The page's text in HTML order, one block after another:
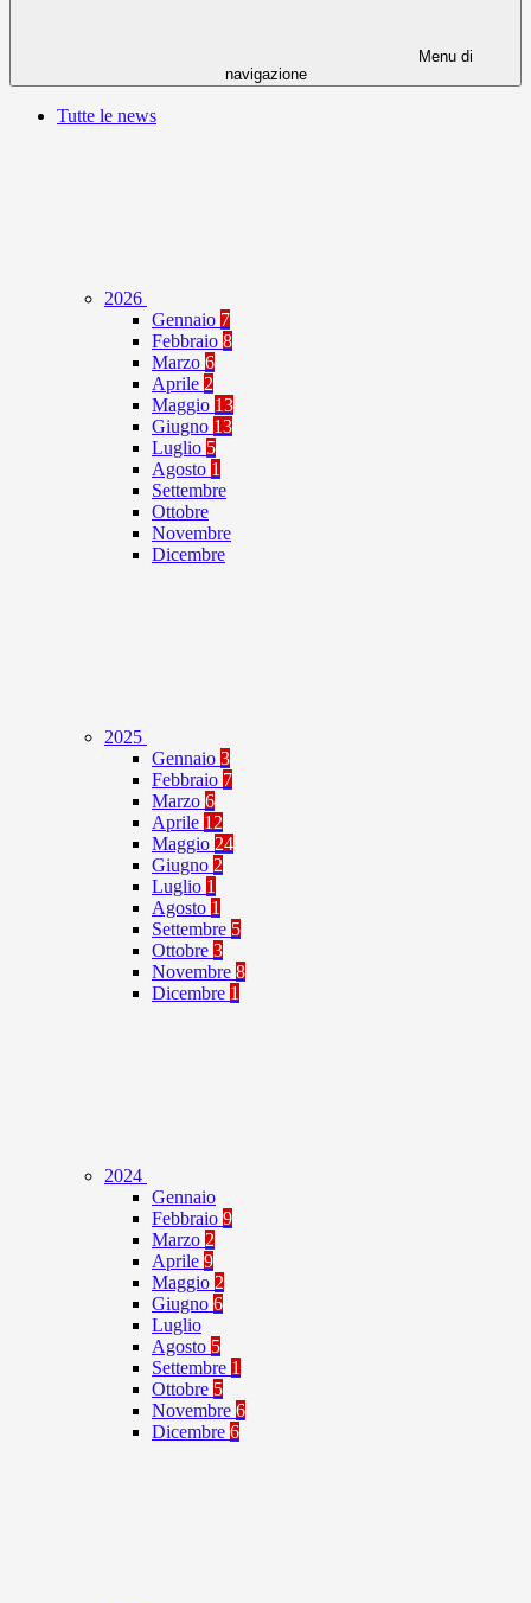
Menu di
navigazione
Tutte le news
2026
Gennaio 7
Febbraio 8
Marzo 6
Aprile 2
Maggio 13
Giugno 13
Luglio 5
Agosto 1
Settembre
Ottobre
Novembre
Dicembre
2025
Gennaio 3
Febbraio 7
Marzo 6
Aprile 12
Maggio 24
Giugno 2
Luglio 1
Agosto 1
Settembre 5
Ottobre 3
Novembre 8
Dicembre 1
2024
Gennaio
Febbraio 9
Marzo 2
Aprile 9
Maggio 2
Giugno 6
Luglio
Agosto 5
Settembre 1
Ottobre 5
Novembre 6
Dicembre 6